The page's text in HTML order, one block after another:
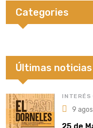
Categories
Últimas noticias
INTERÉS
9